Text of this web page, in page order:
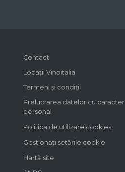
Contact
Locații Vinoitalia
Termeni și condiții
Prelucrarea datelor cu caracter
personal
Politica de utilizare cookies
Gestionați setările cookie
Hartă site